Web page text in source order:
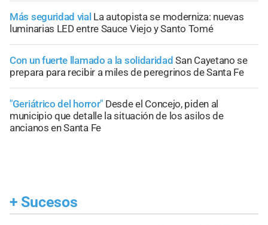
Más seguridad vial La autopista se moderniza: nuevas
luminarias LED entre Sauce Viejo y Santo Tomé
Con un fuerte llamado a la solidaridad San Cayetano se
prepara para recibir a miles de peregrinos de Santa Fe
"Geriátrico del horror" Desde el Concejo, piden al
municipio que detalle la situación de los asilos de
ancianos en Santa Fe
+ Sucesos